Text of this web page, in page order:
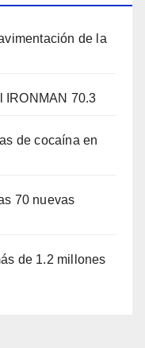
de la
IRONMAN 70.3
de cocaína en
70 nuevas
de 1.2 millones